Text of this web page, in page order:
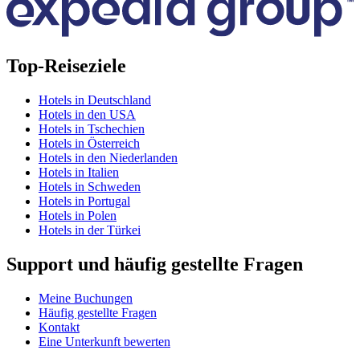
Top-Reiseziele
Hotels in Deutschland
Hotels in den USA
Hotels in Tschechien
Hotels in Österreich
Hotels in den Niederlanden
Hotels in Italien
Hotels in Schweden
Hotels in Portugal
Hotels in Polen
Hotels in der Türkei
Support und häufig gestellte Fragen
Meine Buchungen
Häufig gestellte Fragen
Kontakt
Eine Unterkunft bewerten